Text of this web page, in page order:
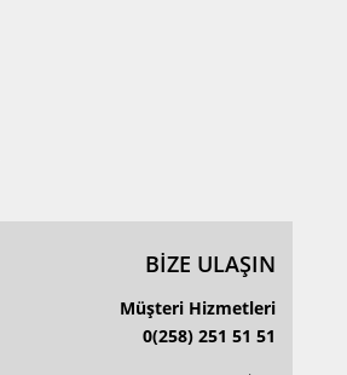
BİZE ULAŞIN
Müşteri Hizmetleri
0(258) 251 51 51